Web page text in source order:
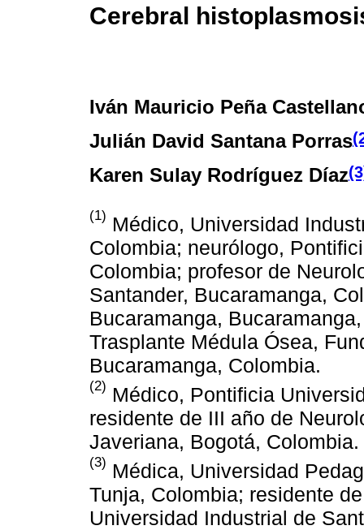
Cerebral
Iván Mauricio Peña
Julián David Santana Porras
Karen Sulay Rodríguez Díaz
(1) Médico, Universidad
Colombia; neurólogo,
Colombia; profesor de
Santander, Bucaramanga,
Bucaramanga,
Trasplante Médula Ósea,
Bucaramanga, Colombia.
(2) Médico, Pontificia
residente de III año de
Javeriana, Bogotá, Colombia.
(3) Médica, Universidad
Tunja, Colombia; residente
Universidad Industrial de